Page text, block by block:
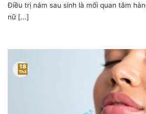
Điều trị nám sau sinh là mối quan tâm
nữ [...]
18
Th3